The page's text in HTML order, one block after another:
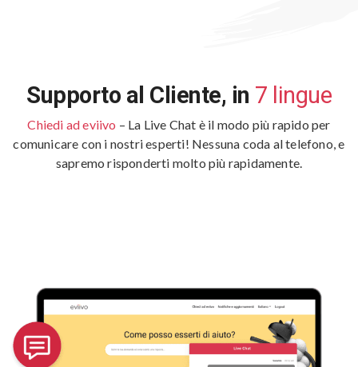
Supporto al Cliente, in 7 lingue
Chiedi ad eviivo – La Live Chat è il modo più rapido per
comunicare con i nostri esperti! Nessuna coda al telefono, e
sapremo risponderti molto più rapidamente.